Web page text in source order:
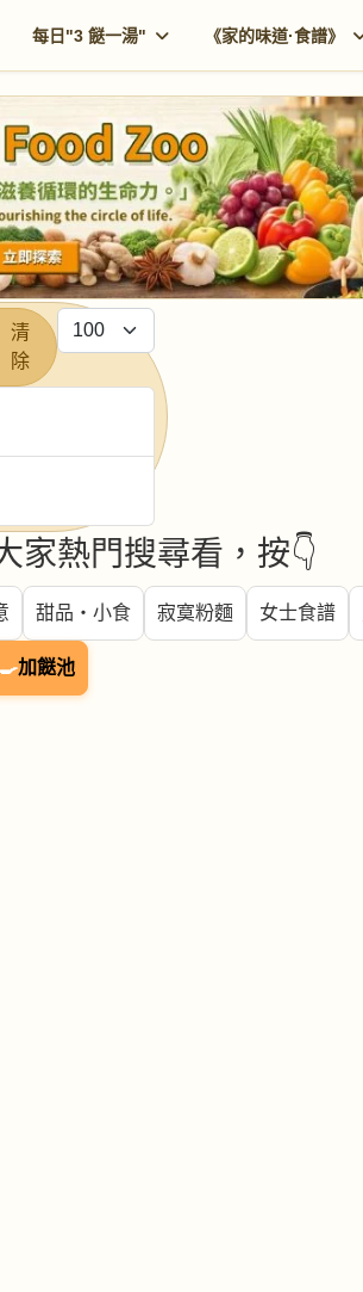
每日"3 餸一湯" 《家的味道·食譜》
清
除
每頁顯示條數
家熱門搜尋看，按👇
甜品・小食 寂寞粉麵 女士食譜
🍳加餸池